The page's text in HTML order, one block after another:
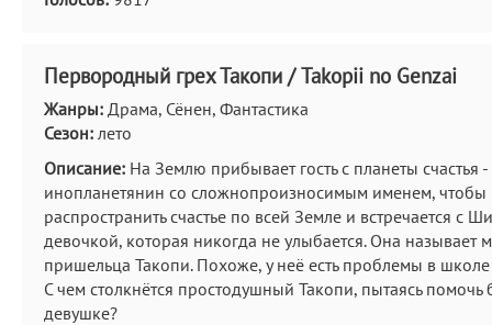
Первородный грех Такопи / Takopii no Genzai
Жанры: Драма, Сёнен, Фантастика
Сезон: лето
Описание: На Землю прибывает гость с планеты счастья -
инопланетянин со сложнопроизносимым именем, чтобы
распространить счастье по всей Земле и встречается с
девочкой, которая никогда не улыбается. Она называет
пришельца Такопи. Похоже, у неё есть проблемы в школе
С чем столкнётся простодушный Такопи, пытаясь помочь
девушке?